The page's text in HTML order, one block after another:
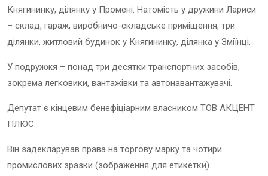
Княгининку, ділянку у Промені. Натомість у дружини Лариси
– склад, гараж, виробничо-складське приміщення, три
ділянки, житловий будинок у Княгининку, ділянка у Зміїнці.
У подружжя – понад три десятки транспортних засобів,
зокрема легковики, вантажівки та автонавантажувачі.
Депутат є кінцевим бенефіціарним власником ТОВ АКЦЕНТ
ПЛЮС.
Він задекларував права на торгову марку та чотири
промислових зразки (зображення для етикетки).